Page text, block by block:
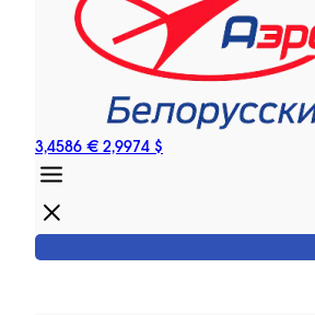
3,4586 € 2,9974 $